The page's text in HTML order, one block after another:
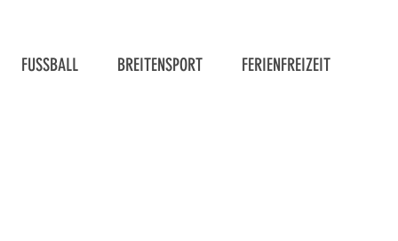
FUSSBALL BREITENSPORT FERIENFREIZEIT